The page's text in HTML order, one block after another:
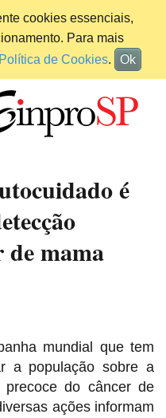
cookies essenciais,
Para mais
Política de Cookies. Ok
é
de mama
mundial que tem
a população sobre a
precoce do câncer de
ações informam